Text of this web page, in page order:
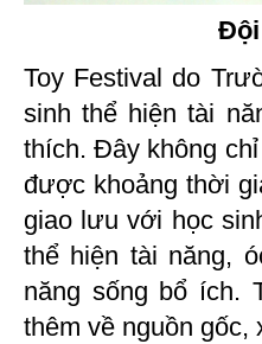
Đội
Toy Festival do
sinh thể hiện tài
thích. Đây không
được khoảng thời
giao lưu với học
thể hiện tài năng,
năng sống bổ ích.
thêm về nguồn